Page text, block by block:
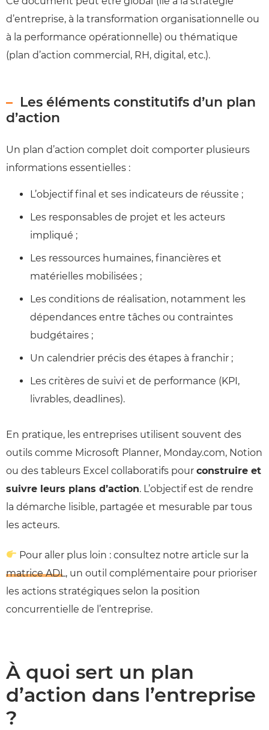
d’entreprise, à la transformation organisationnelle ou
à la performance opérationnelle) ou thématique
(plan d’action commercial, RH, digital, etc.).
Les éléments constitutifs d’un plan
d’action
Un plan d’action complet doit comporter plusieurs
informations essentielles :
L’objectif final et ses indicateurs de réussite ;
Les responsables de projet et les acteurs
impliqué ;
Les ressources humaines, financières et
matérielles mobilisées ;
Les conditions de réalisation, notamment les
dépendances entre tâches ou contraintes
budgétaires ;
Un calendrier précis des étapes à franchir ;
Les critères de suivi et de performance (KPI,
livrables, deadlines).
En pratique, les entreprises utilisent souvent des
outils comme Microsoft Planner, Monday.com, Notion
ou des tableurs Excel collaboratifs pour construire et
suivre leurs plans d’action. L’objectif est de rendre
la démarche lisible, partagée et mesurable par tous
les acteurs.
Pour aller plus loin : consultez notre article sur la
matrice ADL , un outil complémentaire pour prioriser
les actions stratégiques selon la position
concurrentielle de l’entreprise.
À quoi sert un plan
d’action dans l’entreprise
?